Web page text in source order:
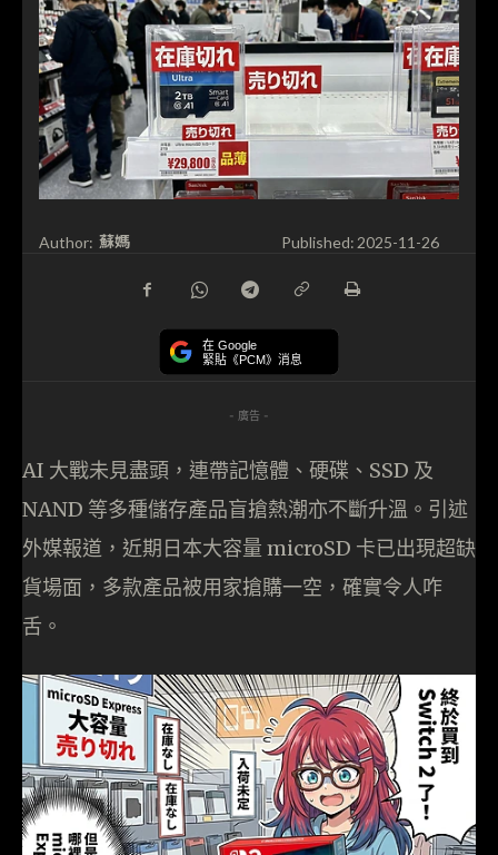
Author: 蘇媽 Published: 2025-11-26
在 Google
緊貼《PCM》消息
- 廣告 -
AI 大戰未見盡頭，連帶記憶體、硬碟、SSD 及
NAND 等多種儲存產品盲搶熱潮亦不斷升溫。引述
外媒報道，近期日本大容量 microSD 卡已出現超缺
貨場面，多款產品被用家搶購一空，確實令人咋
舌。